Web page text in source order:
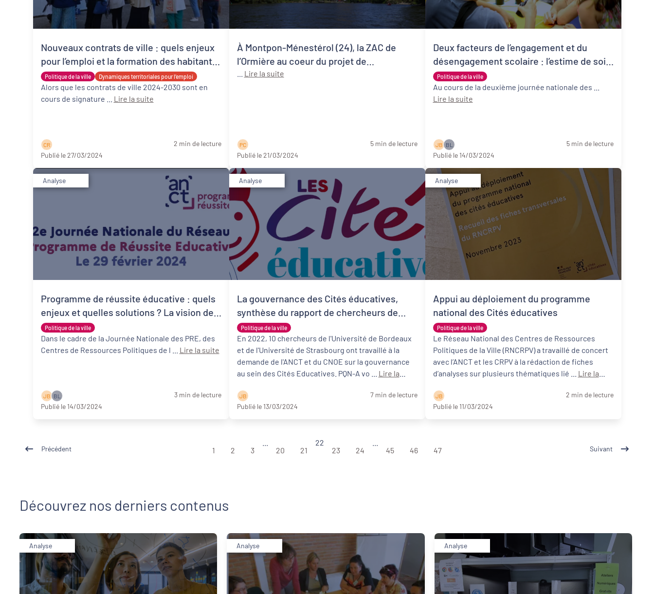
Transitions
Date de publication
Politique de la ville Dynamiques territoriales pour l’emploi
Nouveaux contrats de ville : quels enjeux
pour l’emploi et la formation des habitants
des quartiers prioritaires ?
Alors que les contrats de ville 2024-2030 sont en
Lire la suite
C R
2 min de lecture
Publié le 27/03/2024
À Montpon-Ménestérol (24), la ZAC de
l’Ormière au coeur du projet de
revitalisation du centre-ville
Lire la suite
P C
5 min de lecture
Publié le 21/03/2024
Politique de la ville
Deux facteurs de l’engagement et du
désengagement scolaire : l’estime de soi
et la représentation de l’intelligence :
Conférence de Delphine Martinot
Lire la suite
J B B L
5 min de lecture
Publié le 14/03/2024
Analyse
Politique de la ville
Programme de réussite éducative : quels
enjeux et quelles solutions ? La vision des
professionnels de terrain
Dans le cadre de la Journée Nationale des PRE, des
Lire la suite
J B B L
3 min de lecture
Publié le 14/03/2024
Analyse
Politique de la ville
La gouvernance des Cités éducatives,
synthèse du rapport de chercheurs de
l'Université de Bordeaux
En 2022, 10 chercheurs de l'Université de Bordeaux
et de l'Université de Strasbourg ont travaillé à la
demande de l'ANCT et du CNOE sur la gouvernance
Lire la
J B
7 min de lecture
Publié le 13/03/2024
Analyse
Politique de la ville
Appui au déploiement du programme
national des Cités éducatives
Le Réseau National des Centres de Ressources
Politiques de la Ville (RNCRPV) a travaillé de concert
avec l’ANCT et les CRPV à la rédaction de fiches
Lire la
J B
2 min de lecture
Publié le 11/03/2024
Précédent 1 2 3
20
21
22
23
24
45
46 47 Suivant
Découvrez nos derniers contenus
Analyse Analyse Analyse